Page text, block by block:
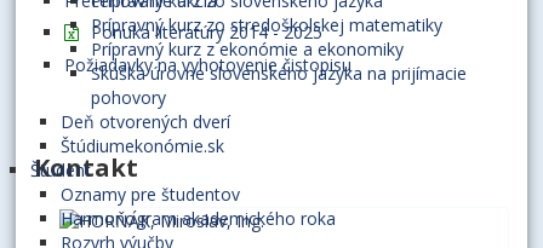
Prípravný kurz zo stredoškolskej matematiky
Prípravný kurz z ekonómie a ekonomiky
Skúška úrovne slovenského jazyka na prijímacie
pohovory
Deň otvorených dverí
Štúdiumekonómie.sk
Študent
Oznamy pre študentov
Harmonogram akademického roka
Rozvrh výučby
Ponuka literatúry 2014 - 2025
Požiadavky na vyhotovenie čistopisu
Kontakt